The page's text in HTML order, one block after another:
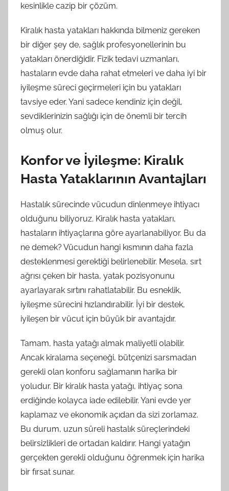
kesinlikle cazip bir çözüm.
Kiralık hasta yatakları hakkında bilmeniz gereken
bir diğer şey de, sağlık profesyonellerinin bu
yatakları önerdiğidir. Fizik tedavi uzmanları,
hastaların evde daha rahat etmeleri ve daha iyi bir
iyileşme süreci geçirmeleri için bu yatakları
tavsiye eder. Yani sadece kendiniz için değil,
sevdiklerinizin sağlığı için de önemli bir tercih
olmuş olur.
Konfor ve İyileşme: Kiralık
Hasta Yataklarının Avantajları
Hastalık sürecinde vücudun dinlenmeye ihtiyacı
olduğunu biliyoruz. Kiralık hasta yatakları,
hastaların ihtiyaçlarına göre ayarlanabiliyor. Bu da
ne demek? Vücudun hangi kısmının daha fazla
desteklenmesi gerektiği belirlenebilir. Mesela, sırt
ağrısı çeken bir hasta, yatak pozisyonunu
ayarlayarak sırtını rahatlatabilir. Bu esneklik,
iyileşme sürecini hızlandırabilir. İyi bir destek,
iyileşen bir vücut için büyük bir avantajdır.
Tamam, hasta yatağı almak maliyetli olabilir.
Ancak kiralama seçeneği, bütçenizi sarsmadan
gerekli olan konforu sağlamanın harika bir
yoludur. Bir kiralık hasta yatağı, ihtiyaç sona
erdiğinde kolayca iade edilebilir. Yani evde yer
kaplamaz ve ekonomik açıdan da sizi zorlamaz.
Bu durum, uzun süreli hastalık süreçlerindeki
belirsizlikleri de ortadan kaldırır. Hangi yatağın
gerçekten gerekli olduğunu öğrenmek için harika
bir fırsat sunar.